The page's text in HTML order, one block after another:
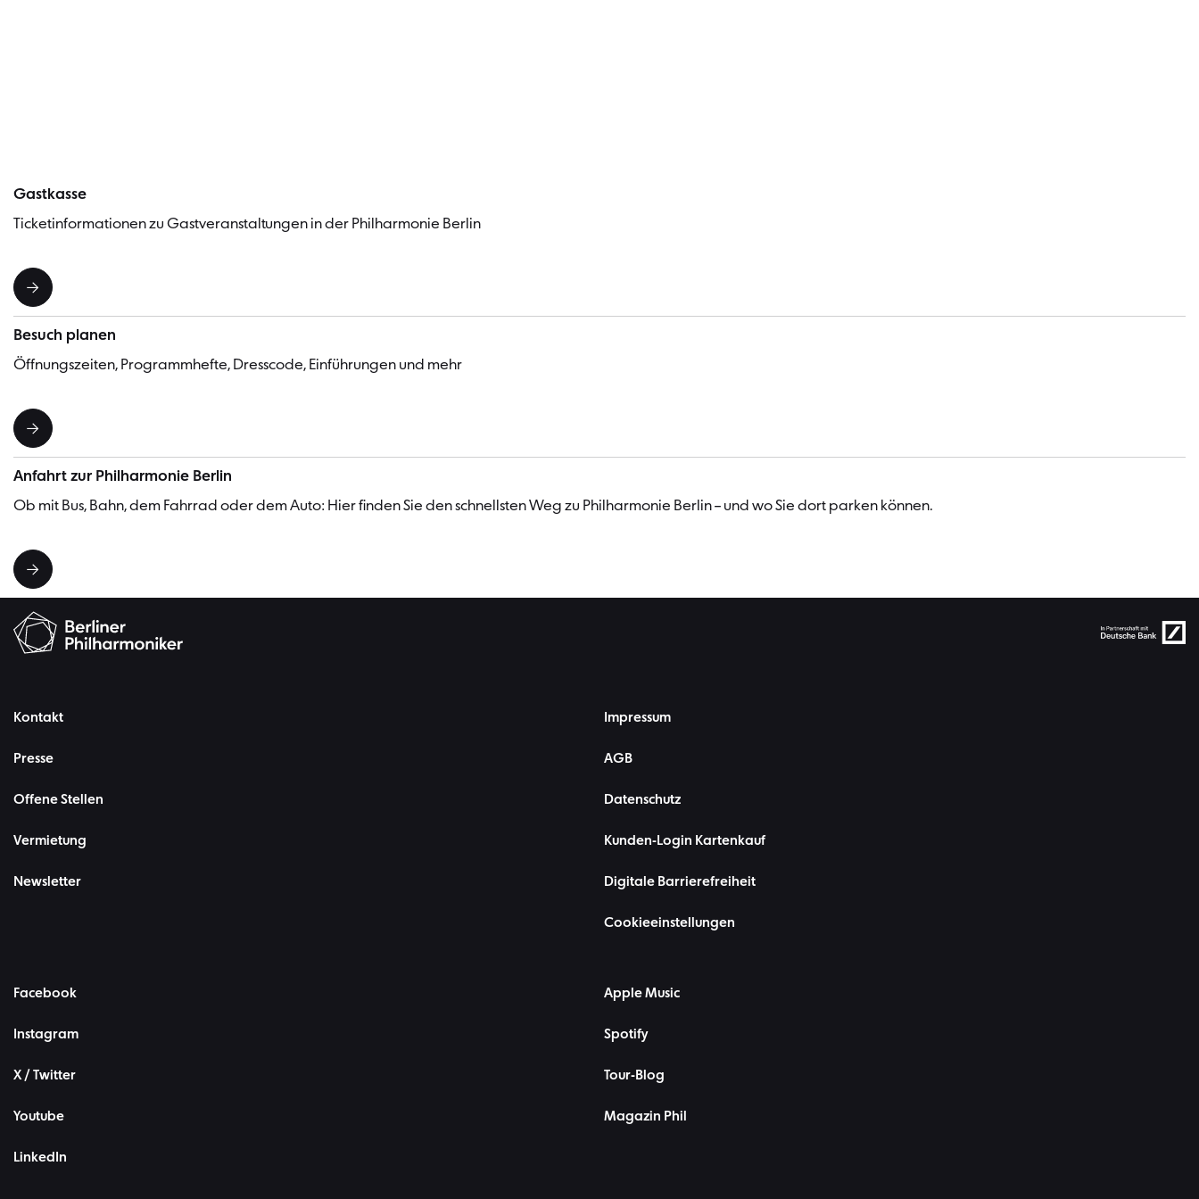
Gastkasse
Ticketinformationen zu Gastveranstaltungen in der Philharmonie Berlin
Besuch planen
Öffnungszeiten, Programmhefte, Dresscode, Einführungen und mehr
Anfahrt zur Philharmonie Berlin
Ob mit Bus, Bahn, dem Fahrrad oder dem Auto: Hier finden Sie den schnellsten Weg zu Philharmonie Berlin – und wo Sie dort parken können.
Kontakt
Presse
Offene Stellen
Vermietung
Newsletter
Impressum
AGB
Datenschutz
Kunden-Login Kartenkauf
Digitale Barrierefreiheit
Cookieeinstellungen
Facebook
Instagram
X / Twitter
Youtube
LinkedIn
Apple Music
Spotify
Tour-Blog
Magazin Phil